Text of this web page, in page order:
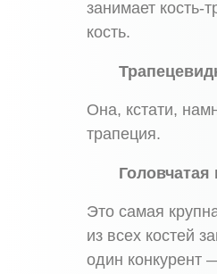
занимает кость-
кость.
Она, кстати,
трапеция.
Головчатая
Это самая
из всех костей
один конкурент